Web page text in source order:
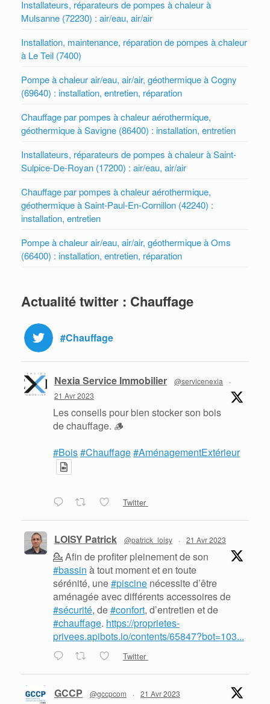
Installateurs, réparateurs de pompes à chaleur à
Mulsanne (72230) : air/eau, air/air
Installation, maintenance, réparation de pompes à chaleur
à Le Teil (7400)
Pompe à chaleur air/eau, air/air, géothermique à Cogny
(69640) : installation, entretien, réparation
Chauffage par pompes à chaleur aérothermique,
géothermique à Savigne (86400) : installation, entretien
Installateurs, réparateurs de pompes à chaleur à Saint-
Sulpice-De-Royan (17200) : air/eau, air/air
Chauffage par pompes à chaleur aérothermique,
géothermique à Saint-Paul-En-Cornillon (42240) :
installation, entretien
Pompe à chaleur air/eau, air/air, géothermique à Oms
(66400) : installation, entretien, réparation
Actualité twitter : Chauffage
#Chauffage
Nexia Service Immobilier @servicenexia
·
21 Avr 2023
Les conseils pour bien stocker son bois
de chauffage. 🪵
#Bois#Chauffage#AménagementExtérieur
Twitter
LOISY Patrick @patrick_loisy · 21 Avr 2023
💁 Afin de profiter pleinement de son
#bassin à tout moment et en toute
sérénité, une#piscine nécessite d’être
aménagée avec différents accessoires de
#sécurité, de#confort, d’entretien et de
#chauffage. https://proprietes-
privees.apibots.io/contents/65847?bot=103...
Twitter
GCCP @gccpcom · 21 Avr 2023